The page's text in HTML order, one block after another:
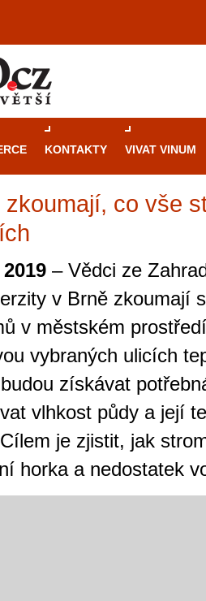
KONTAKTY VIVAT VINUM
co vše
– Vědci ze
v Brně zkoumají
v městském
vybraných ulicích
získávat
vlhkost půdy a její
je zjistit, jak
horka a nedostatek
Průvodce
Brno je
zajímavé
restaurace,
místem, kde si
hry. V
širokou nabídku her
jak pro pravidelné
V...